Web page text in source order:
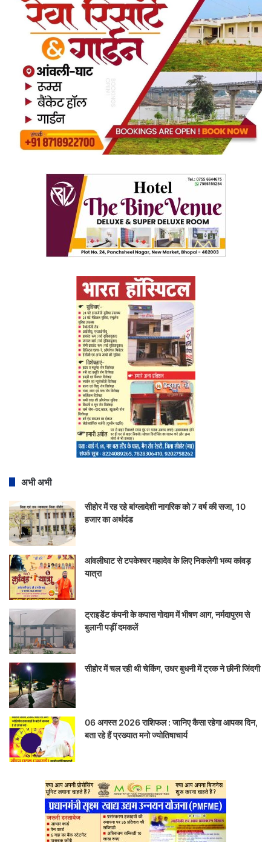
अभी अभी
सीहोर में रह रहे बांग्लादेशी नागरिक को 7 वर्ष की सजा, 10
हजार का अर्थदंड
आंवलीघाट से टपकेश्वर महादेव के लिए निकलेगी भव्य कांवड़
यात्रा
ट्राइडेंट कंपनी के कपास गोदाम में भीषण आग, नर्मदापुरम से
बुलानी पड़ीं दमकलें
सीहोर में चल रही थी चेकिंग, उधर बुधनी में ट्रक ने छीनी जिंदगी
06 अगस्त 2026 राशिफल : जानिए कैसा रहेगा आपका दिन,
बता रहे हैं प्रख्यात मनो ज्योतिषाचार्य